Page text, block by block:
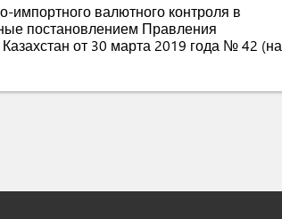
импортного валютного контроля в
постановлением Правления
от 30 марта 2019 года № 42 (на